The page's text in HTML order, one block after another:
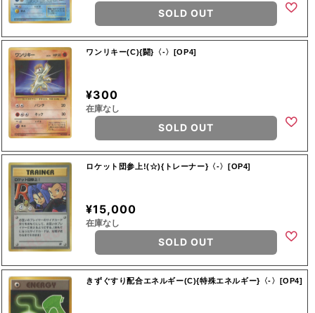
SOLD OUT
ワンリキー(C){闘}〈-〉[OP4]
¥300
在庫なし
SOLD OUT
ロケット団参上!(☆){トレーナー}〈-〉[OP4]
¥15,000
在庫なし
SOLD OUT
きずぐすり配合エネルギー(C){特殊エネルギー}〈-〉[OP4]